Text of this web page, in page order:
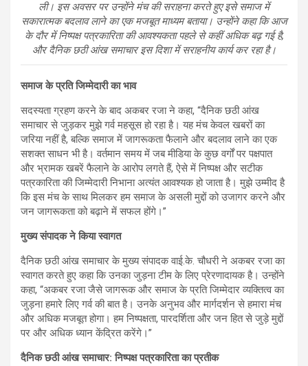
ली। इस अवसर पर उन्होंने मंच की सराहना करते हुए इसे समाज में
सकारात्मक बदलाव लाने का एक मजबूत माध्यम बताया। उन्होंने कहा कि आज
के दौर में निष्पक्ष पत्रकारिता की आवश्यकता पहले से कहीं अधिक बढ़ गई है,
और दैनिक छठी आंख समाचार इस दिशा में सराहनीय कार्य कर रहा है।
समाज के प्रति जिम्मेदारी का भाव
सदस्यता ग्रहण करने के बाद अकबर रजा ने कहा, “दैनिक छठी आंख
समाचार से जुड़कर मुझे गर्व महसूस हो रहा है। यह मंच केवल खबरों का
जरिया नहीं है, बल्कि समाज में जागरूकता फैलाने और बदलाव लाने का एक
सशक्त साधन भी है। वर्तमान समय में जब मीडिया के कुछ वर्गों पर पक्षपात
और भ्रामक खबरें फैलाने के आरोप लगते हैं, ऐसे में निष्पक्ष और सटीक
पत्रकारिता की जिम्मेदारी निभाना अत्यंत आवश्यक हो जाता है। मुझे उम्मीद है
कि इस मंच के साथ मिलकर हम समाज के असली मुद्दों को उजागर करने और
जन जागरूकता को बढ़ाने में सफल होंगे।”
मुख्य संपादक ने किया स्वागत
दैनिक छठी आंख समाचार के मुख्य संपादक वाई.के. चौधरी ने अकबर रजा का
स्वागत करते हुए कहा कि उनका जुड़ना टीम के लिए प्रेरणादायक है। उन्होंने
कहा, “अकबर रजा जैसे जागरूक और समाज के प्रति जिम्मेदार व्यक्तित्व का
जुड़ना हमारे लिए गर्व की बात है। उनके अनुभव और मार्गदर्शन से हमारा मंच
और अधिक मजबूत होगा। हम निष्पक्षता, पारदर्शिता और जन हित से जुड़े मुद्दों
पर और अधिक ध्यान केंद्रित करेंगे।”
दैनिक छठी आंख समाचार: निष्पक्ष पत्रकारिता का प्रतीक